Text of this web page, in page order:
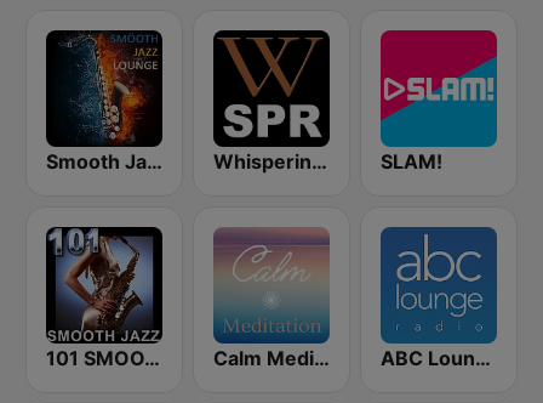
Smooth Jazz Lounge Whisperings: Solo Piano Radio SLAM!
101 SMOOTH JAZZ Calm Meditation ABC Lounge Jazz